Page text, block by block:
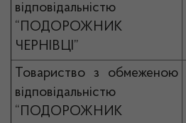
відповідальністю
“ПОДОРОЖНИК
ЧЕРНІВЦІ”
Товариство з обмеженою
відповідальністю
“ПОДОРОЖНИК